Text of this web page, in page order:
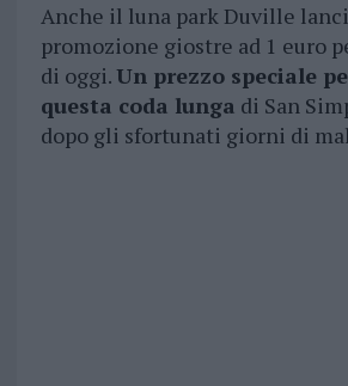
Anche il luna park Duville
promozione giostre ad 1 euro
di oggi.Un prezzo speciale
questa coda lunga di San
dopo gli sfortunati giorni di